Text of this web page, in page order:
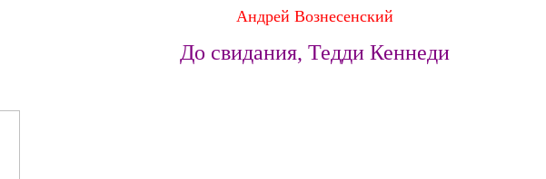
Андрей Вознесенский
До свидания, Тедди Кеннеди